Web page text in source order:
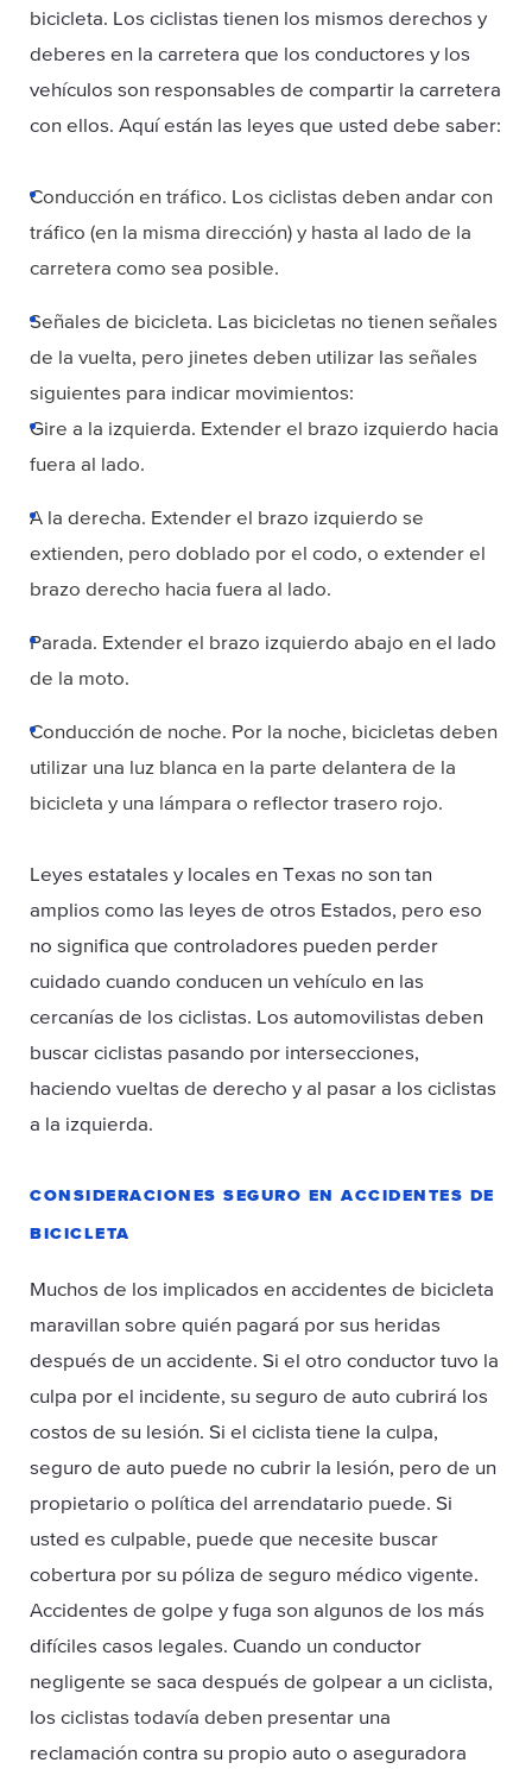
bicicleta. Los ciclistas tienen los mismos derechos y
deberes en la carretera que los conductores y los
vehículos son responsables de compartir la carretera
con ellos. Aquí están las leyes que usted debe saber:
Conducción en tráfico. Los ciclistas deben andar con
tráfico (en la misma dirección) y hasta al lado de la
carretera como sea posible.
Señales de bicicleta. Las bicicletas no tienen señales
de la vuelta, pero jinetes deben utilizar las señales
siguientes para indicar movimientos:
Gire a la izquierda. Extender el brazo izquierdo hacia
fuera al lado.
A la derecha. Extender el brazo izquierdo se
extienden, pero doblado por el codo, o extender el
brazo derecho hacia fuera al lado.
Parada. Extender el brazo izquierdo abajo en el lado
de la moto.
Conducción de noche. Por la noche, bicicletas deben
utilizar una luz blanca en la parte delantera de la
bicicleta y una lámpara o reflector trasero rojo.
Leyes estatales y locales en Texas no son tan
amplios como las leyes de otros Estados, pero eso
no significa que controladores pueden perder
cuidado cuando conducen un vehículo en las
cercanías de los ciclistas. Los automovilistas deben
buscar ciclistas pasando por intersecciones,
haciendo vueltas de derecho y al pasar a los ciclistas
a la izquierda.
CONSIDERACIONES SEGURO EN ACCIDENTES DE
BICICLETA
Muchos de los implicados en accidentes de bicicleta
maravillan sobre quién pagará por sus heridas
después de un accidente. Si el otro conductor tuvo la
culpa por el incidente, su seguro de auto cubrirá los
costos de su lesión. Si el ciclista tiene la culpa,
seguro de auto puede no cubrir la lesión, pero de un
propietario o política del arrendatario puede. Si
usted es culpable, puede que necesite buscar
cobertura por su póliza de seguro médico vigente.
Accidentes de golpe y fuga son algunos de los más
difíciles casos legales. Cuando un conductor
negligente se saca después de golpear a un ciclista,
los ciclistas todavía deben presentar una
reclamación contra su propio auto o aseguradora